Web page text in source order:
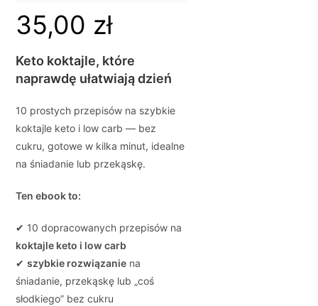
35,00 zł
Keto koktajle, które
naprawdę ułatwiają dzień
10 prostych przepisów na szybkie
koktajle keto i low carb — bez
cukru, gotowe w kilka minut, idealne
na śniadanie lub przekąskę.
Ten ebook to:
✔ 10 dopracowanych przepisów na
koktajle keto i low carb
✔szybkie rozwiązanie na
śniadanie, przekąskę lub „coś
słodkiego” bez cukru